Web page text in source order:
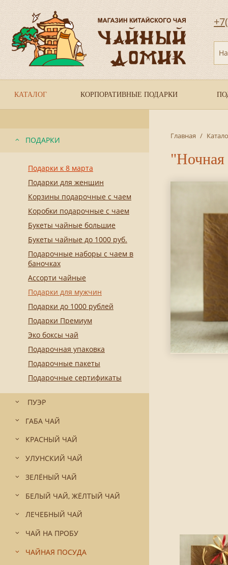
КАТАЛОГ КОРПОРАТИВНЫЕ ПОДАРКИ
ПОДАРКИ
Подарки к 8 марта
Подарки для женщин
Корзины подарочные с чаем
Коробки подарочные с чаем
Букеты чайные большие
Букеты чайные до 1000 руб.
Подарочные наборы с чаем в
баночках
Ассорти чайные
Подарки для мужчин
Подарки до 1000 рублей
Подарки Премиум
Эко боксы чай
Подарочная упаковка
Подарочные пакеты
Подарочные сертификаты
ПУЭР
ГАБА ЧАЙ
КРАСНЫЙ ЧАЙ
УЛУНСКИЙ ЧАЙ
ЗЕЛЁНЫЙ ЧАЙ
БЕЛЫЙ ЧАЙ, ЖЁЛТЫЙ ЧАЙ
ЛЕЧЕБНЫЙ ЧАЙ
ЧАЙ НА ПРОБУ
ЧАЙНАЯ ПОСУДА
Главная /
"Ночная